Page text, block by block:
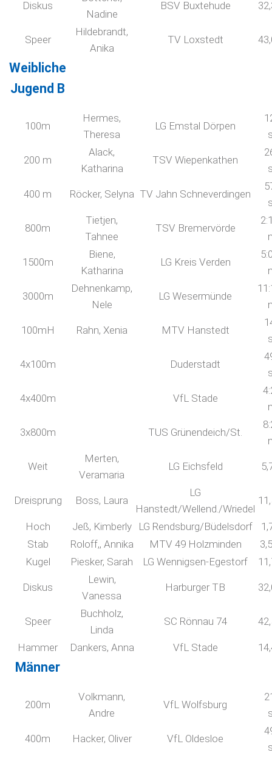
Diskus
Nadine
BSV Buxtehude
Speer
Hildebrandt,
Anika
TV Loxstedt
Weibliche
Jugend B
100m
Hermes,
Theresa
LG Emstal Dörpen
200 m
Alack,
Katharina
TSV Wiepenkathen
400 m Röcker, Selyna TV Jahn Schneverdingen
800m
Tietjen,
Tahnee
TSV Bremervörde
1500m
Biene,
Katharina
LG Kreis Verden
3000m
Dehnenkamp,
Nele
LG Wesermünde
100mH Rahn, Xenia MTV Hanstedt
4x100m Duderstadt
4x400m VfL Stade
3x800m TUS Grünendeich/St.
Weit
Merten,
Veramaria
LG Eichsfeld
Dreisprung Boss, Laura
LG
Hanstedt/Wellend./Wriedel
Hoch Jeß, Kimberly LG Rendsburg/Büdelsdorf
Stab
Roloff,, Annika MTV 49 Holzminden
Kugel
Piesker, Sarah LG Wennigsen-Egestorf
Diskus
Lewin,
Vanessa
Harburger TB
Speer
Buchholz,
Linda
SC Rönnau 74
Hammer Dankers, Anna VfL Stade
Männer
200m
Volkmann,
Andre
VfL Wolfsburg
400m Hacker, Oliver VfL Oldesloe